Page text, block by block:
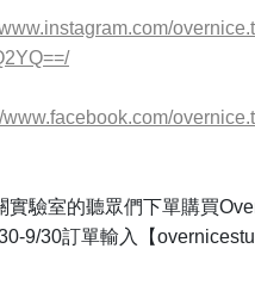
www.facebook.com/
實驗室的聽眾們下單購買
9/30訂單輸入【